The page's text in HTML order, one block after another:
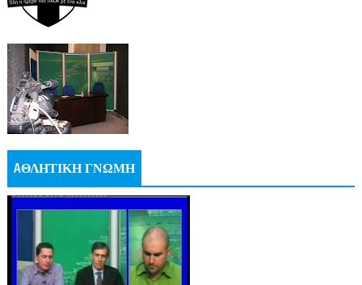
AΘΛΗΤΙΚΗ ΓΝΩΜΗ